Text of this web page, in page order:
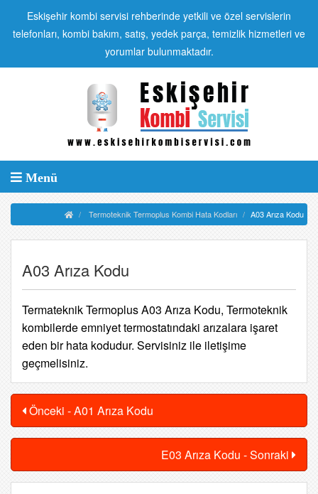
Eskişehir kombi servisi rehberinde yetkili ve özel servislerin
telefonları, kombi bakım, satış, yedek parça, temizlik hizmetleri ve
yorumlar bulunmaktadır.
Menü
Termoteknik Termoplus Kombi Hata Kodları A03 Arıza Kodu
A03 Arıza Kodu
Termateknik Termoplus A03 Arıza Kodu, Termoteknik
kombilerde emniyet termostatındaki arızalara işaret
eden bir hata kodudur. Servisiniz ile iletişime
geçmelisiniz.
Önceki - A01 Arıza Kodu
E03 Arıza Kodu - Sonraki